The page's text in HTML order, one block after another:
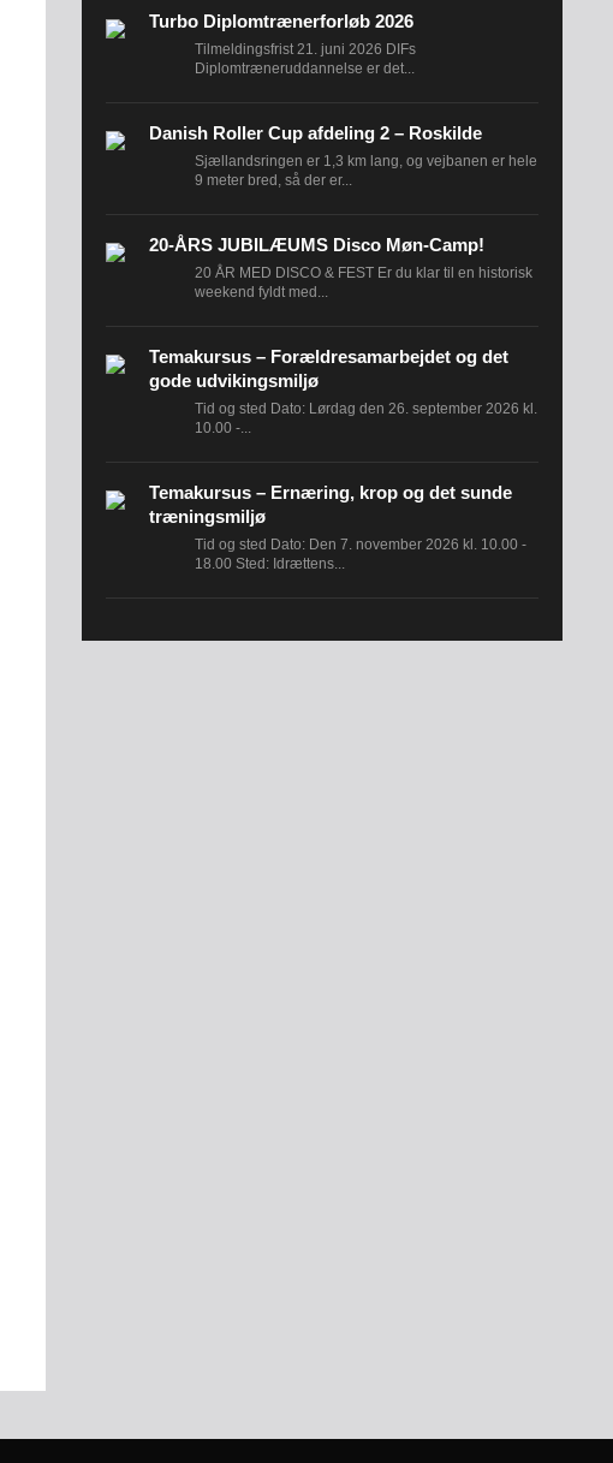
Turbo Diplomtrænerforløb 2026
Tilmeldingsfrist 21. juni 2026 DIFs
Diplomtræneruddannelse er det...
Danish Roller Cup afdeling 2 – Roskilde
Sjællandsringen er 1,3 km lang, og vejbanen er hele
9 meter bred, så der er...
20-ÅRS JUBILÆUMS Disco Møn-Camp!
20 ÅR MED DISCO & FEST Er du klar til en historisk
weekend fyldt med...
Temakursus – Forældresamarbejdet og det
gode udvikingsmiljø
Tid og sted Dato: Lørdag den 26. september 2026 kl.
10.00 -...
Temakursus – Ernæring, krop og det sunde
træningsmiljø
Tid og sted Dato: Den 7. november 2026 kl. 10.00 -
18.00 Sted: Idrættens...